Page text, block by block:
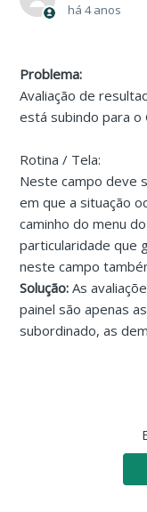
há 4 anos
Problema:
Avaliação de
está subindo para o
Rotina / Tela:
Neste campo deve
em que a situação
caminho do menu
particularidade que
neste campo
Solução:As
painel são apenas
subordinado, as